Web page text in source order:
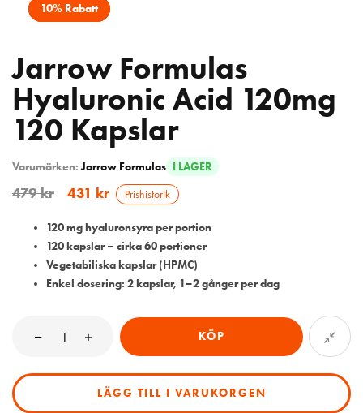
10% Rabatt
Jarrow Formulas
Hyaluronic Acid 120mg
120 Kapslar
Varumärken:Jarrow Formulas I LAGER
479kr 431 kr Prishistorik
120 mg hyaluronsyra per portion
120 kapslar – cirka 60 portioner
Vegetabiliska kapslar (HPMC)
Enkel dosering: 2 kapslar, 1–2 gånger per dag
KÖP
LÄGG TILL I VARUKORGEN